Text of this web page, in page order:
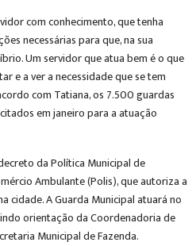
com conhecimento, que tenha
necessárias para que, na sua
Um servidor que atua bem é o que
e a ver a necessidade que se tem
com Tatiana, os 7.500 guardas
em janeiro para a atuação
da Política Municipal de
Ambulante (Polis), que autoriza a
cidade. A Guarda Municipal atuará no
orientação da Coordenadoria de
Municipal de Fazenda.